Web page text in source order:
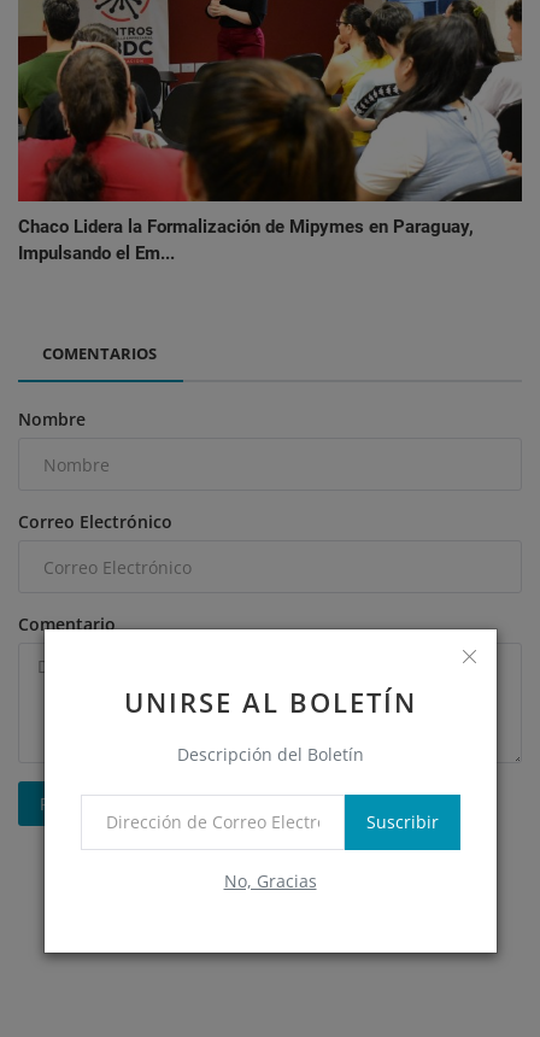
UNIRSE AL BOLETÍN
Descripción del Boletín
Suscribir
No, Gracias
Chaco Lidera la Formalización de Mipymes en Paraguay,
Impulsando el Em...
COMENTARIOS
Nombre
Correo Electrónico
Comentario
Publicar Comentario